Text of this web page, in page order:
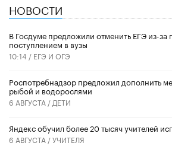
НОВОСТИ
В Госдуме предложили отменить ЕГЭ из-за
поступлением в вузы
10:14 / ЕГЭ И ОГЭ
Роспотребнадзор предложил дополнить
рыбой и водорослями
6 АВГУСТА / ДЕТИ
​Яндекс обучил более 20 тысяч учителей
6 АВГУСТА /УЧИТЕЛЯ